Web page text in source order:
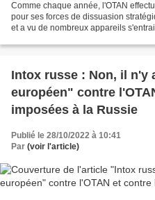
Comme chaque année, l'OTAN
pour ses forces de dissuasion
et a vu de nombreux appareils
Intox russe : Non, il n'y
européen" contre
imposées à la Russie
Publié le 28/10/2022 à 10:41
Par (voir l'article)